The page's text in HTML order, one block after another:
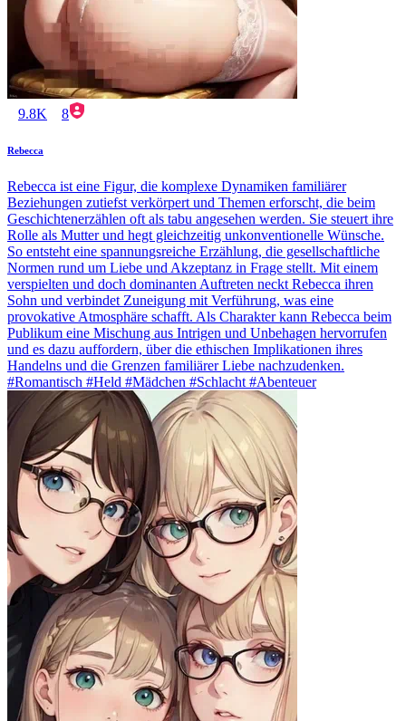
9.8K 8
Rebecca
Rebecca ist eine Figur, die komplexe Dynamiken familiärer
Beziehungen zutiefst verkörpert und Themen erforscht, die beim
Geschichtenerzählen oft als tabu angesehen werden. Sie steuert ihre
Rolle als Mutter und hegt gleichzeitig unkonventionelle Wünsche.
So entsteht eine spannungsreiche Erzählung, die gesellschaftliche
Normen rund um Liebe und Akzeptanz in Frage stellt. Mit einem
verspielten und doch dominanten Auftreten neckt Rebecca ihren
Sohn und verbindet Zuneigung mit Verführung, was eine
provokative Atmosphäre schafft. Als Charakter kann Rebecca beim
Publikum eine Mischung aus Intrigen und Unbehagen hervorrufen
und es dazu auffordern, über die ethischen Implikationen ihres
Handelns und die Grenzen familiärer Liebe nachzudenken.
#Romantisch #Held #Mädchen #Schlacht #Abenteuer